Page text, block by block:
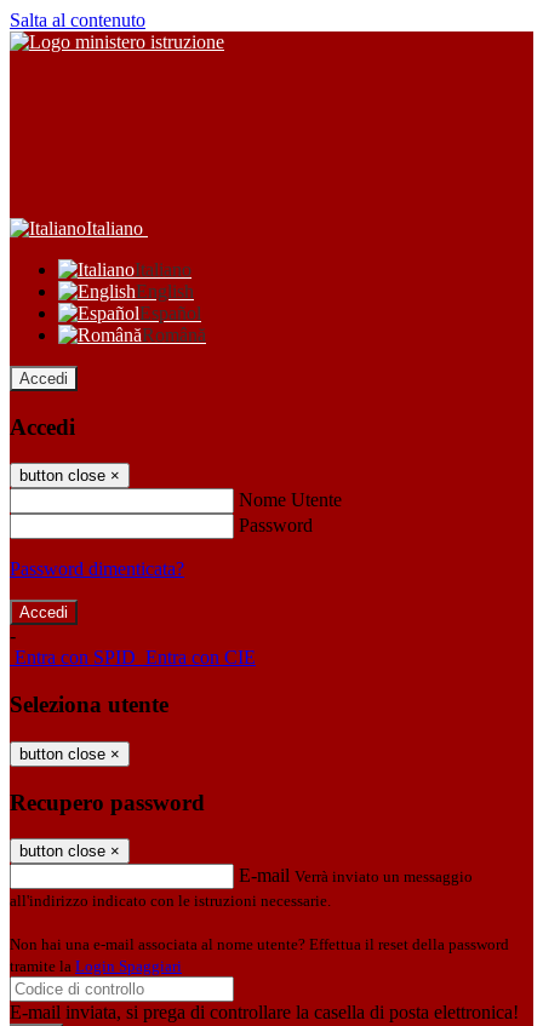
Salta al contenuto
Italiano
Italiano
English
Español
Română
Accedi
Accedi
button close ×
Nome Utente
Password
Password dimenticata?
-
Entra con SPID Entra con CIE
Seleziona utente
button close ×
Recupero password
button close ×
E-mail Verrà inviato un messaggio
all'indirizzo indicato con le istruzioni necessarie.
Non hai una e-mail associata al nome utente? Effettua il reset della password
tramite la Login Spaggiari
E-mail inviata, si prega di controllare la casella di posta elettronica!